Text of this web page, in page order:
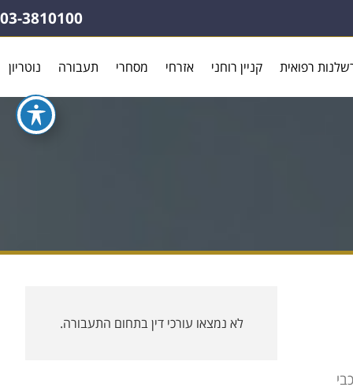
03-3810100
רפואית קניין רוחני אזרחי מסחרי תעבורה נוטריון
לא נמצאו עורכי דין בתחום התעבורה.